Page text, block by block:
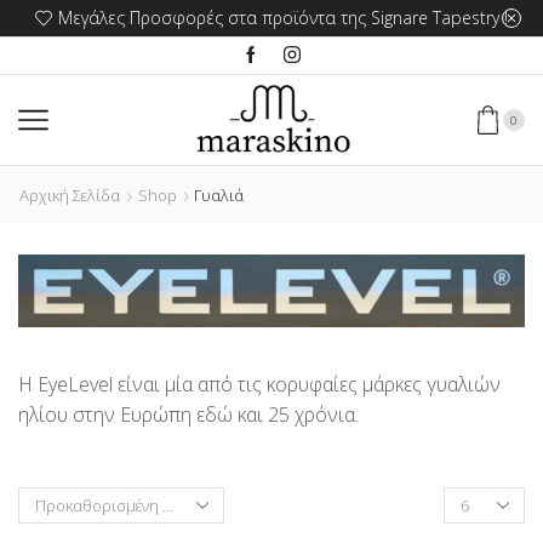
Μεγάλες Προσφορές στα προϊόντα της Signare Tapestry !
0
Αρχική Σελίδα Shop Γυαλιά
Η EyeLevel είναι μία από τις κορυφαίες μάρκες γυαλιών
ηλίου στην Ευρώπη εδώ και 25 χρόνια.
Products
per